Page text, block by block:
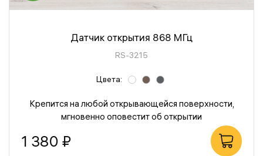
Датчик открытия 868 МГц
RS-3215
Цвета:
Крепится на любой открывающейся поверхности,
мгновенно оповестит об открытии
1 380 ₽ В корзину